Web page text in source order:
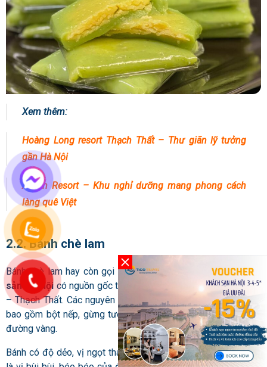
Xem thêm:
Hoàng Long resort Thạch Thất – Thư giãn lỹ tưởng
gần Hà Nội
Asean Resort – Khu nghỉ dưỡng mang phong cách
làng quê Việt
2.2. Bánh chè lam
Bánh chè lam hay còn gọi là chè Lam là một
món bánh đặc
sản Hà Nội có nguồn gốc từ làng nghề truyền thống Thạch Xá
– Thạch Thất. Các nguyên liệu làm nên món bánh dân dã này
bao gồm bột nếp, gừng tươi, đậu phộng, mạch nha, mật mía,
đường vàng.
Bánh có độ dẻo, vị ngọt thanh của đường mía, xen kẽ vào đó